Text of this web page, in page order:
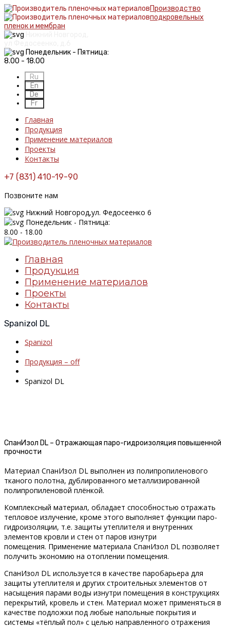
Производство
подкровельных
пленок и мембран
Понедельник - Пятница:
8.00 - 18.00
Главная
Продукция
Применение материалов
Проекты
Контакты
+7 (831) 410-19-90
Позвоните нам
Нижний Новгород,ул. Федосеенко 6
Понедельник - Пятница:
8.00 - 18.00
Главная
Продукция
Применение материалов
Проекты
Контакты
Spanizol DL
Spanizol
Продукция – off
Spanizol DL
СпанИзол DL – Отражающая паро-гидроизоляция повышенной
прочности
Материал СпанИзол DL выполнен из полипропиленового
тканого полотна, дублированного металлизированной
полипропиленовой плёнкой.
Комплексный материал, обладает способностью отражать
тепловое излучение, кроме этого выполняет функции паро-
гидроизоляции, т.е. защиты утеплителя и внутренних
элементов кровли и стен от паров изнутри
помещения. Применение материала СпанИзол DL позволяет
получить экономию на отоплении помещения.
СпанИзол DL используется в качестве паробарьера для
защиты утеплителя и других строительных элементов от
насыщения парами воды изнутри помещения в конструкциях
перекрытий, кровель и стен. Материал может применяться в
качестве подложки под любые напольные покрытия и
системы «тёплый пол» с целью направленного отражения